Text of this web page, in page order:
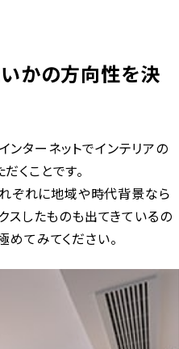
かの方向性を決
ターネットでインテリアの
くことです。
れぞれに地域や時代背景なら
スしたものも出てきているの
めてみてください。